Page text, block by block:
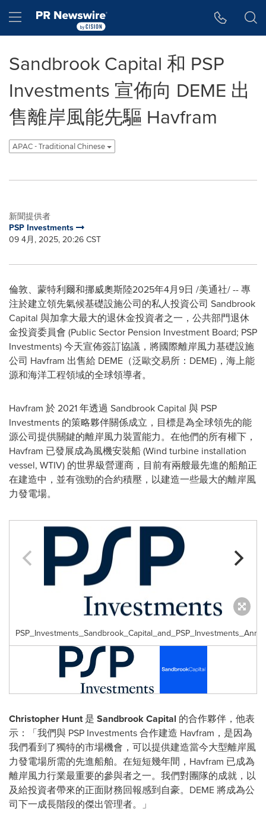
Hamburger menu
Sandbrook Capital 和 PSP
Investments 宣佈向 DEME 出
售離岸風能先驅 Havfram
APAC - Traditional Chinese
新聞提供者
PSP Investments
09 4月, 2025, 20:26 CST
倫敦、蒙特利爾和挪威奧斯陸2025年4月9日 /美通社/ -- 專
注於建立領先氣候基礎設施公司的私人投資公司 Sandbrook
Capital 與加拿大最大的退休金投資者之一，公共部門退休
金投資委員會 (Public Sector Pension Investment Board; PSP
Investments) 今天宣佈簽訂協議，將國際離岸風力基礎設施
公司 Havfram 出售給 DEME（泛歐交易所：DEME)，海上能
源和海洋工程領域的全球領導者。
Havfram 於 2021 年透過 Sandbrook Capital 與 PSP
Investments 的策略夥伴關係成立，目標是為全球領先的能
源公司提供關鍵的離岸風力裝置能力。在他們的所有權下，
Havfram 已發展成為風機安裝船 (Wind turbine installation
vessel, WTIV) 的世界級營運商，目前有兩艘最先進的船舶正
在建造中，並有強勁的合約積壓，以建造一些最大的離岸風
力發電場。
Christopher Hunt是 Sandbrook Capital 的合作夥伴，他表
示：「我們與 PSP Investments 合作建造 Havfram，是因為
我們看到了獨特的市場機會，可以提供建造當今大型離岸風
力發電場所需的先進船舶。在短短幾年間，Havfram 已成為
離岸風力行業最重要的參與者之一。我們對團隊的成就，以
及給投資者帶來的正面財務回報感到自豪。DEME 將成為公
司下一成長階段的傑出管理者。」